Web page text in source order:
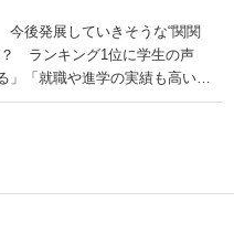
後発展していきそうな“関関
？ ランキング1位に学生の声
」「就職や進学の実績も高い」